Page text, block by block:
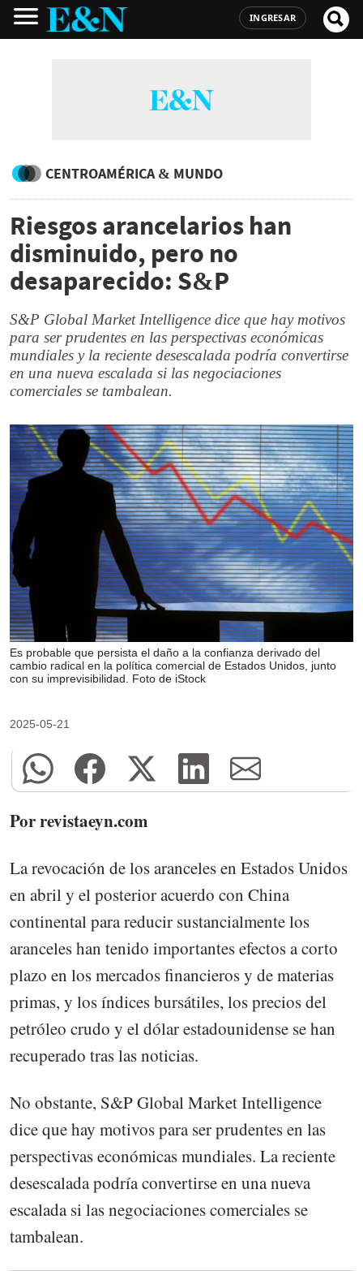
INGRESAR
CENTROAMÉRICA & MUNDO
Riesgos arancelarios han
disminuido, pero no
desaparecido: S&P
S&P Global Market Intelligence dice que hay motivos
para ser prudentes en las perspectivas económicas
mundiales y la reciente desescalada podría convertirse
en una nueva escalada si las negociaciones
comerciales se tambalean.
Es probable que persista el daño a la confianza derivado del
cambio radical en la política comercial de Estados Unidos, junto
con su imprevisibilidad. Foto de iStock
2025-05-21
Por revistaeyn.com
La revocación de los aranceles en Estados Unidos
en abril y el posterior acuerdo con China
continental para reducir sustancialmente los
aranceles han tenido importantes efectos a corto
plazo en los mercados financieros y de materias
primas, y los índices bursátiles, los precios del
petróleo crudo y el dólar estadounidense se han
recuperado tras las noticias.
No obstante, S&P Global Market Intelligence
dice que hay motivos para ser prudentes en las
perspectivas económicas mundiales. La reciente
desescalada podría convertirse en una nueva
escalada si las negociaciones comerciales se
tambalean.